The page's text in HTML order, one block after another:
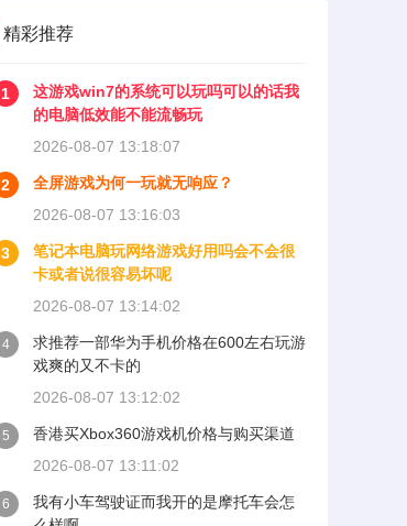
精彩推荐
1
这游戏win7的系统可以玩吗可以的话我
的电脑低效能不能流畅玩
2026-08-07 13:18:07
2
全屏游戏为何一玩就无响应？
2026-08-07 13:16:03
3
笔记本电脑玩网络游戏好用吗会不会很
卡或者说很容易坏呢
2026-08-07 13:14:02
4
求推荐一部华为手机价格在600左右玩游
戏爽的又不卡的
2026-08-07 13:12:02
5
香港买Xbox360游戏机价格与购买渠道
2026-08-07 13:11:02
6
我有小车驾驶证而我开的是摩托车会怎